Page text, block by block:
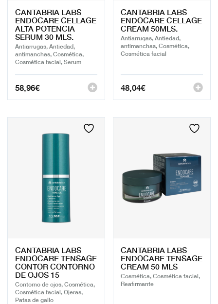
CANTABRIA LABS
ENDOCARE CELLAGE
ALTA POTENCIA
SERUM 30 MLS.
Antiarrugas, Antiedad,
antimanchas, Cosmética,
Cosmética facial, Serum
58,96€
CANTABRIA LABS
ENDOCARE CELLAGE
CREAM 50MLS.
Antiarrugas, Antiedad,
antimanchas, Cosmética,
Cosmética facial
48,04€
CANTABRIA LABS
ENDOCARE TENSAGE
CONTOR CONTORNO
DE OJOS 15
Contorno de ojos, Cosmética,
Cosmética facial, Ojeras,
Patas de gallo
CANTABRIA LABS
ENDOCARE TENSAGE
CREAM 50 MLS
Cosmética, Cosmética facial,
Reafirmante